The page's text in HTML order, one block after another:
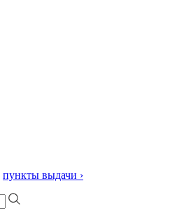
пункты выдачи ›